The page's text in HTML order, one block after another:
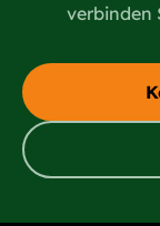
verbinden